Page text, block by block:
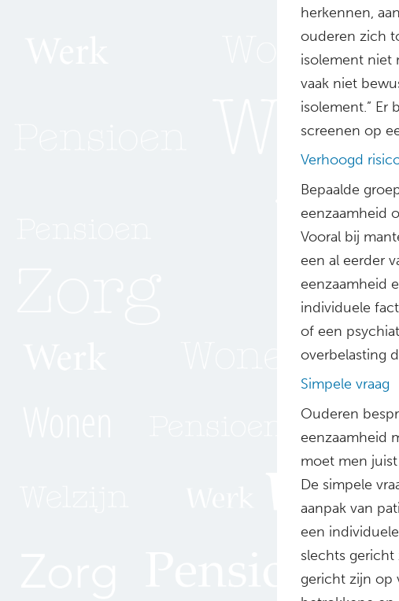
herkennen,
ouderen zich
isolement niet
vaak niet
isolement.” Er
screenen op
Verhoogd
Bepaalde
eenzaamheid
Vooral bij
een al eerder
eenzaamheid
individuele
of een
overbelasting
Simpele vraag
Ouderen
eenzaamheid
moet men
De simpele
aanpak van
een
slechts
gericht zijn op